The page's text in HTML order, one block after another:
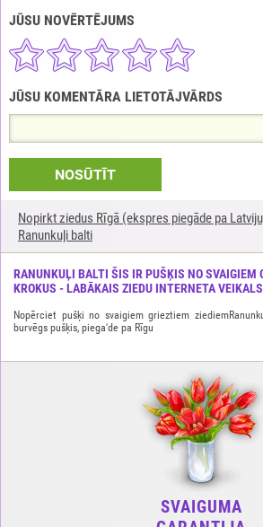
Nopirkt ziedus Rīgā (ekspres piegāde pa
Ranunkuļi balti
RANUNKUĻI BALTI ŠIS IR PUŠĶIS NO SVAIGIEM
KROKUS - LABĀKAIS ZIEDU INTERNETA
Nopērciet pušķi no svaigiem grieztiem
burvēgs pušķis, piega'de pa Rīgu
JŪSU NOVĒRTĒJUMS
JŪSU KOMENTĀRA LIETOTĀJVĀRDS
NOSŪTĪT
SVAIGUMA